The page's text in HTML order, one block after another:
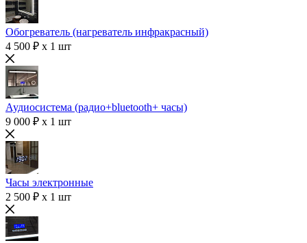
Обогреватель (нагреватель инфракрасный)
4 500 ₽ x 1 шт
Аудиосистема (радио+bluetooth+ часы)
9 000 ₽ x 1 шт
Часы электронные
2 500 ₽ x 1 шт